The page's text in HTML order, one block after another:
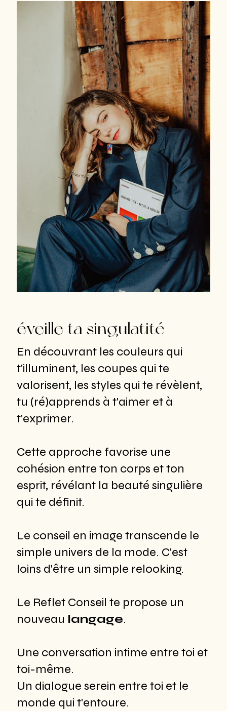
éveille ta singulatité
En découvrant les couleurs qui
t'illuminent, les coupes qui te
valorisent, les styles qui te révèlent,
tu (ré)apprends à t'aimer et à
t'exprimer.
Cette approche favorise une
cohésion entre ton corps et ton
esprit, révélant la beauté singulière
qui te définit.
Le conseil en image transcende le
simple univers de la mode. C'est
loins d'être un simple relooking.
Le Reflet Conseil te propose un
nouveau langage.
Une conversation intime entre toi et
toi-même.
Un dialogue serein entre toi et le
monde qui t'entoure.